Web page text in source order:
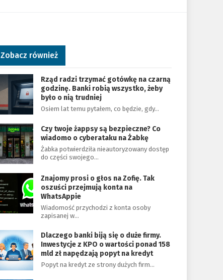
Zobacz również
Rząd radzi trzymać gotówkę na czarną
godzinę. Banki robią wszystko, żeby
było o nią trudniej
Osiem lat temu pytałem, co będzie, gdy…
Czy twoje żappsy są bezpieczne? Co
wiadomo o cyberataku na Żabkę
Żabka potwierdziła nieautoryzowany dostęp
do części swojego…
Znajomy prosi o głos na Zofię. Tak
oszuści przejmują konta na
WhatsAppie
Wiadomość przychodzi z konta osoby
zapisanej w…
Dlaczego banki biją się o duże firmy.
Inwestycje z KPO o wartości ponad 158
mld zł napędzają popyt na kredyt
Popyt na kredyt ze strony dużych firm…